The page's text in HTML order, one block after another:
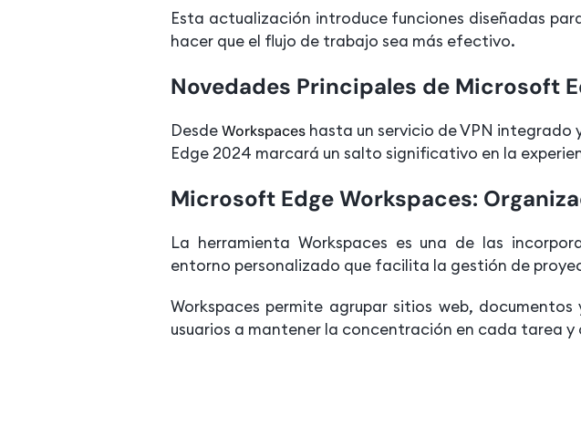
Esta actualización introduce funciones diseñadas
hacer que el flujo de trabajo sea más efectivo.
Novedades Principales de Microsoft
DesdeWorkspaces hasta un servicio de VPN
Edge 2024 marcará un salto significativo en la
Microsoft Edge Workspaces:
La herramienta Workspaces es una de las
entorno personalizado que facilita la gestión de
Workspaces permite agrupar sitios web,
usuarios a mantener la concentración en cada tarea